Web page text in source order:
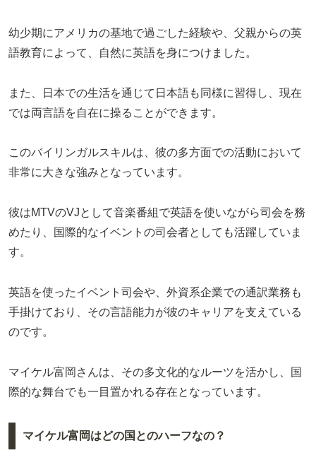
幼少期にアメリカの基地で過ごした経験や、父親からの英
語教育によって、自然に英語を身につけました。
また、日本での生活を通じて日本語も同様に習得し、現在
では両言語を自在に操ることができます。
このバイリンガルスキルは、彼の多方面での活動において
非常に大きな強みとなっています。
彼はMTVのVJとして音楽番組で英語を使いながら司会を務
めたり、国際的なイベントの司会者としても活躍していま
す。
英語を使ったイベント司会や、外資系企業での通訳業務も
手掛けており、その言語能力が彼のキャリアを支えている
のです。
マイケル富岡さんは、その多文化的なルーツを活かし、国
際的な舞台でも一目置かれる存在となっています。
マイケル富岡はどの国とのハーフなの？